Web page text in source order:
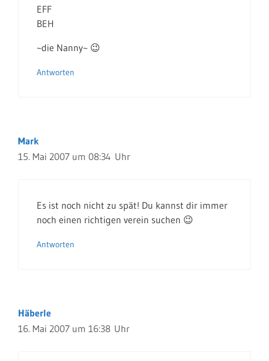
EFF
BEH
~die Nanny~ 😉
Antworten
Mark
15. Mai 2007 um 08:34 Uhr
Es ist noch nicht zu spät! Du kannst dir immer
noch einen richtigen verein suchen 😉
Antworten
Häberle
16. Mai 2007 um 16:38 Uhr